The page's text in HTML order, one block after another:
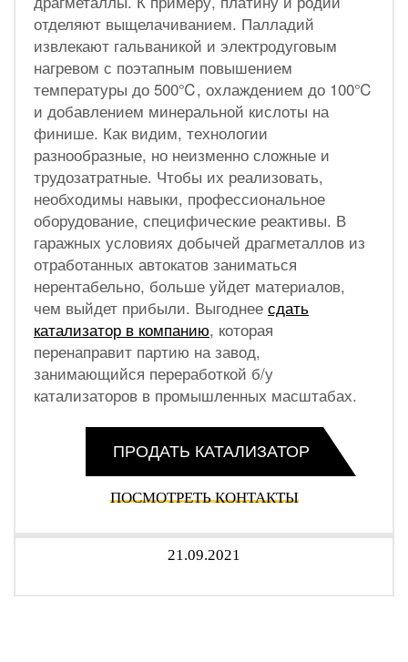
отделяют выщелачиванием. Палладий
извлекают гальваникой и электродуговым
нагревом с поэтапным повышением
температуры до 500℃, охлаждением до 100℃
и добавлением минеральной кислоты на
финише. Как видим, технологии
разнообразные, но неизменно сложные и
трудозатратные. Чтобы их реализовать,
необходимы навыки, профессиональное
оборудование, специфические реактивы. В
гаражных условиях добычей драгметаллов из
отработанных автокатов заниматься
нерентабельно, больше уйдет материалов,
чем выйдет прибыли. Выгоднее сдать
катализатор в компанию, которая
перенаправит партию на завод,
занимающийся переработкой б/у
катализаторов в промышленных масштабах.
ПРОДАТЬ КАТАЛИЗАТОР
ПОСМОТРЕТЬ КОНТАКТЫ
21.09.2021